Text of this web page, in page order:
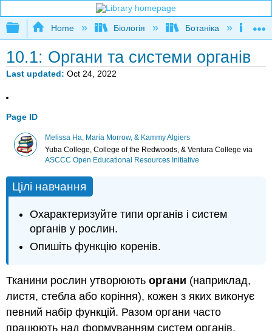
Expand/collapse global hierarchy
Home Біологія Ботаніка
10.1: Органи та системи органів
Last updated Oct 24, 2022
Page ID
Melissa Ha, Maria Morrow, & Kammy Algiers
Yuba College, College of the Redwoods, & Ventura College via
ASCCC Open Educational Resources Initiative
Цілі навчання
Охарактеризуйте типи органів і систем
органів у рослин.
Опишіть функцію коренів.
Тканини рослин утворюютьоргани (наприклад,
листя, стебла або коріння), кожен з яких виконує
певний набір функцій. Разом органи часто
працюють над формуванням систем органів.